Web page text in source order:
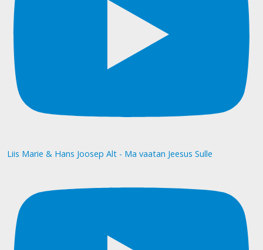
Liis Marie & Hans Joosep Alt - Ma vaatan Jeesus Sulle